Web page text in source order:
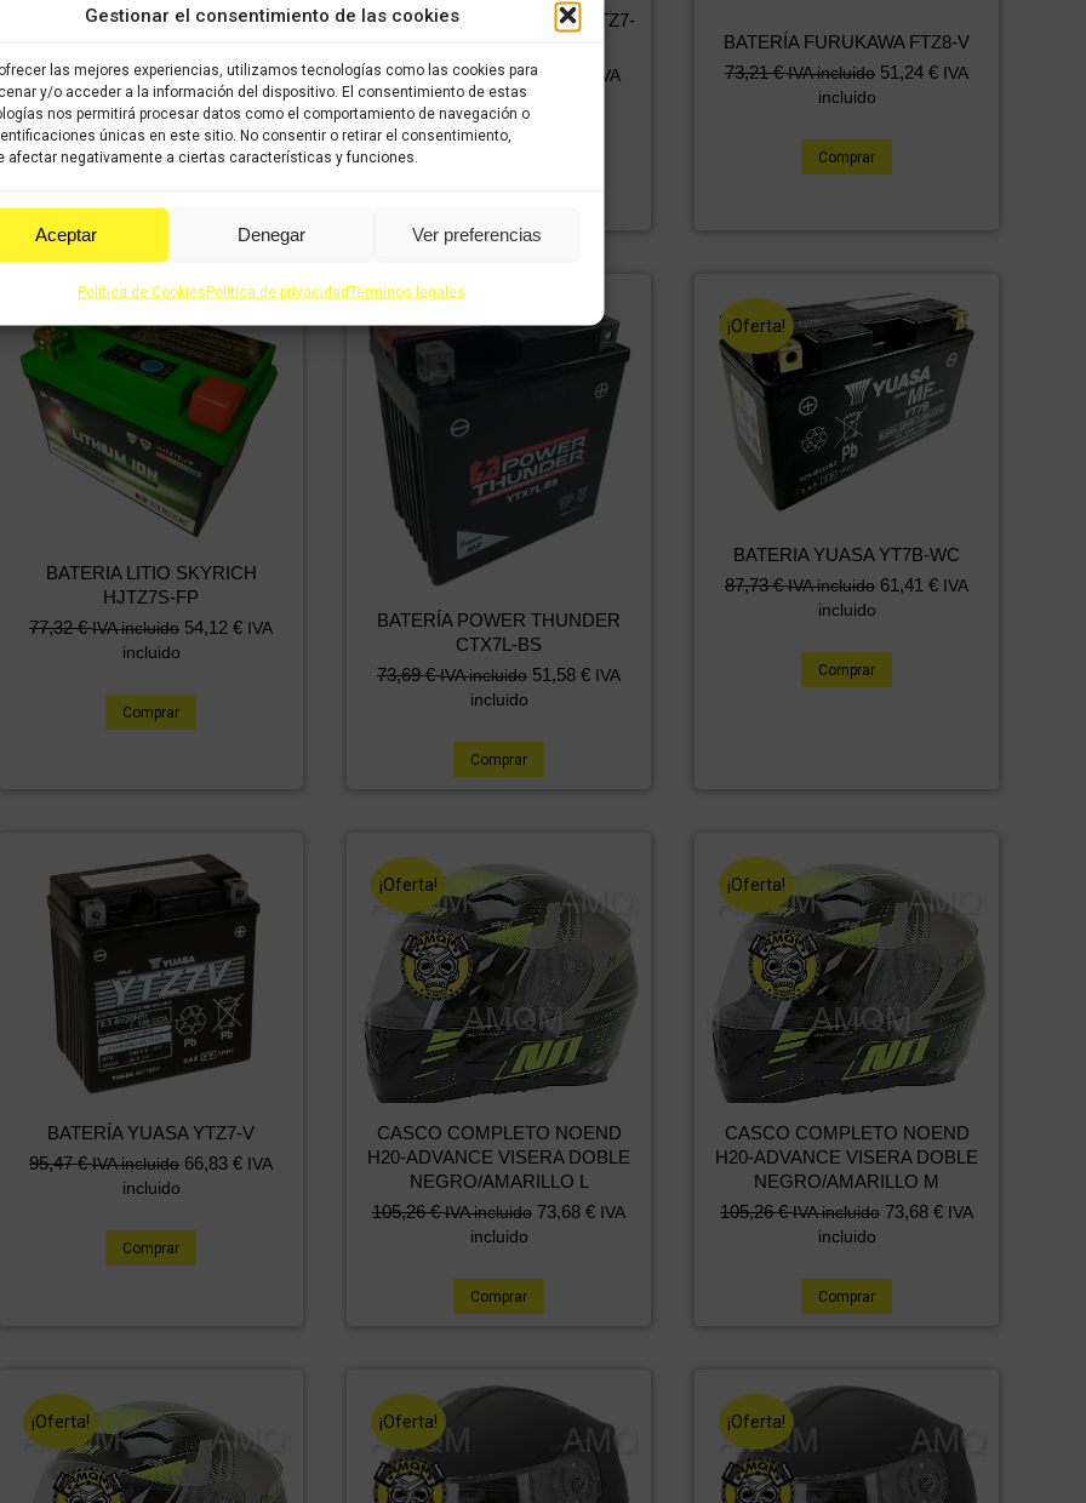
Gestionar el consentimiento de las cookies
las mejores experiencias, utilizamos tecnologías como las cookies para
y/o acceder a la información del dispositivo. El consentimiento de estas
nos permitirá procesar datos como el comportamiento de navegación o
únicas en este sitio. No consentir o retirar el consentimiento,
afectar negativamente a ciertas características y funciones.
Aceptar Denegar Ver preferencias
Política de CookiesPolítica de privacidadTérminos legales
BATERÍA ENERGYSAFE
ESTX7L-B4
El
precio
original
78,64 €.
49,80€El
precio
actual
49,80 €.
IVA incluido 34,86€ IVA
incluido
BATERÍA ENERGYSAFE ESTZ7-
48,62€ IVA incluido 34,04
IVA
incluido
BATERÍA FURUKAWA FTZ8-V
73,21€ IVA incluido 51,24 € IVA
incluido
Comprar
BATERIA LITIO SKYRICH
HJTZ7S-FP
77,32€ IVA incluido 54,12 € IVA
incluido
Comprar
BATERÍA POWER THUNDER
CTX7L-BS
73,69€ IVA incluido 51,58 € IVA
incluido
Comprar
¡Oferta!
BATERIA YUASA YT7B-WC
El
87,73€El
precio
es:
87,73 €.
IVA incluido 61,41 € IVA
incluido
Comprar
BATERÍA YUASA YTZ7-V
95,47€ IVA incluido 66,83 € IVA
incluido
Comprar
¡Oferta!
CASCO COMPLETO NOEND
H20-ADVANCE VISERA DOBLE
NEGRO/AMARILLO L
El
105,26€El
precio
es:
105,26 €.
IVA incluido 73,68 € IVA
incluido
Comprar
¡Oferta!
CASCO COMPLETO NOEND
H20-ADVANCE VISERA DOBLE
NEGRO/AMARILLO M
El
105,26€El
precio
es:
105,26 €.
IVA incluido 73,68 € IVA
incluido
Comprar
¡Oferta! ¡Oferta! ¡Oferta!